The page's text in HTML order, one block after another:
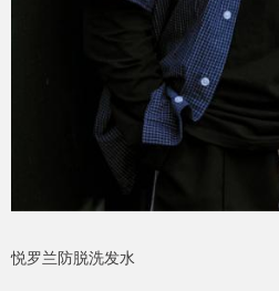
悦罗兰防脱洗发水